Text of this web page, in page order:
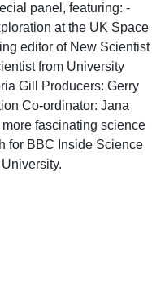
panel, featuring: -
at the UK Space
editor of New Scientist
from University
Gill Producers: Gerry
Co-ordinator: Jana
fascinating science
for BBC Inside Science